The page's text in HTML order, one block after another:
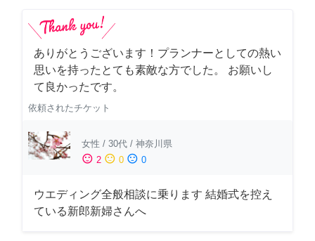
ありがとうございます！プランナーとしての熱い
思いを持ったとても素敵な方でした。 お願いし
て良かったです。
依頼されたチケット
女性 / 30代 / 神奈川県
sentiment_satisfied 2 sentiment_neutral 0 sentiment_dissatisfied 0
ウエディング全般相談に乗ります 結婚式を控え
ている新郎新婦さんへ